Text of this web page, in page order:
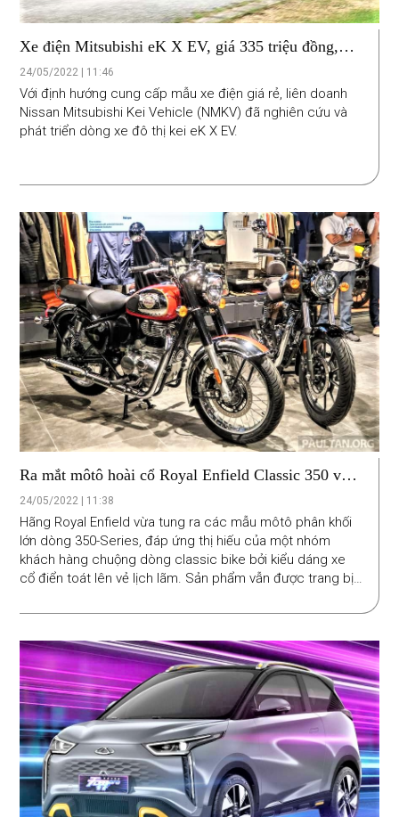
Xe điện Mitsubishi eK X EV, giá 335 triệu đồng,
chạy 180km
24/05/2022 | 11:46
Với định hướng cung cấp mẫu xe điện giá rẻ, liên doanh
Nissan Mitsubishi Kei Vehicle (NMKV) đã nghiên cứu và
phát triển dòng xe đô thị kei eK X EV.
Ra mắt môtô hoài cổ Royal Enfield Classic 350 và
Meteor 350 2022, giá từ 124 triệu đồng
24/05/2022 | 11:38
Hãng Royal Enfield vừa tung ra các mẫu môtô phân khối
lớn dòng 350-Series, đáp ứng thị hiếu của một nhóm
khách hàng chuộng dòng classic bike bởi kiểu dáng xe
cổ điển toát lên vẻ lịch lãm. Sản phẩm vẫn được trang bị
hiển thị nhiều thông tin thiết thực, kết nối Bluetooth.